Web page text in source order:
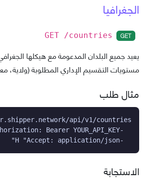
الجغرافيا
GET
GET /countries
يعيد جميع البلدان المدعومة مع هيكلها
مستويات التقسيم الإداري المطلوبة (ولاية،
مثال طلب
  -H "Accept: application/json"
الاستجابة